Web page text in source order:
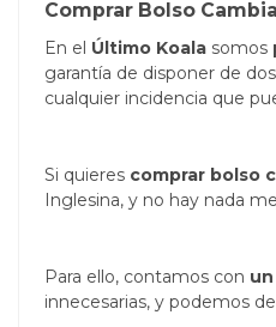
Comprar Bolso
En el Último Koala somos
garantía de disponer de
cualquier incidencia que
Si quieres comprar bolso
Inglesina, y no hay nada
Para ello, contamos con
innecesarias, y podemos